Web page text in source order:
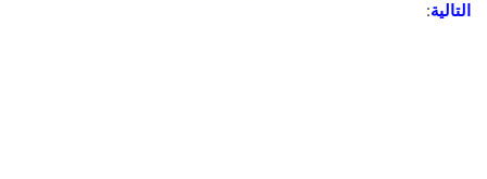
التالية: